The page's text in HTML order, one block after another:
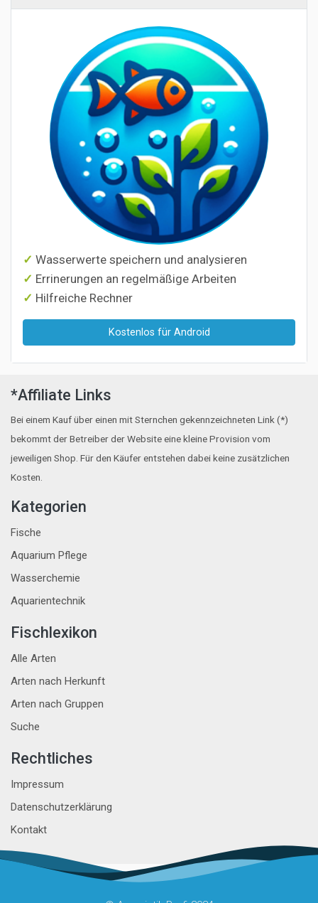
Wasserwerte speichern und analysieren
Errinerungen an regelmäßige Arbeiten
Hilfreiche Rechner
Kostenlos für Android
*Affiliate Links
Bei einem Kauf über einen mit Sternchen gekennzeichneten Link (*)
bekommt der Betreiber der Website eine kleine Provision vom
jeweiligen Shop. Für den Käufer entstehen dabei keine zusätzlichen
Kosten.
Kategorien
Fische
Aquarium Pflege
Wasserchemie
Aquarientechnik
Fischlexikon
Alle Arten
Arten nach Herkunft
Arten nach Gruppen
Suche
Rechtliches
Impressum
Datenschutzerklärung
Kontakt